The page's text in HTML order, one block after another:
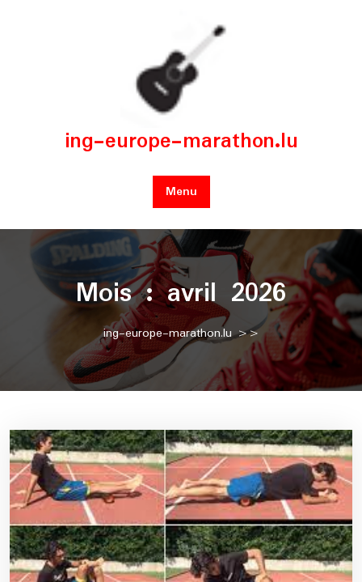
ing-europe-marathon.lu
Menu
Mois :avril 2026
ing-europe-marathon.lu>>